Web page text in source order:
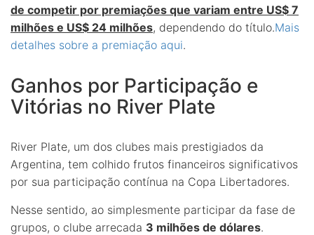
de competir por premiações que variam entre US$ 7
milhões e US$ 24 milhões, dependendo do título.Mais
detalhes sobre a premiação aqui.
Ganhos por Participação e
Vitórias no River Plate
River Plate, um dos clubes mais prestigiados da
Argentina, tem colhido frutos financeiros significativos
por sua participação contínua na Copa Libertadores.
Nesse sentido, ao simplesmente participar da fase de
grupos, o clube arrecada 3 milhões de dólares.